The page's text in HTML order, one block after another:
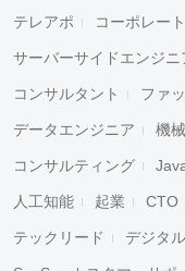
テレアポ コーポレート
サーバーサイドエンジニ
コンサルタント ファ
データエンジニア 機
コンサルティング
人工知能 起業 CTO
テックリード デジタ